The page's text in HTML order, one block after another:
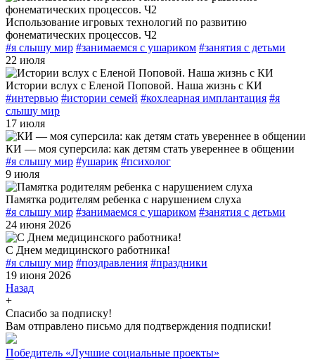
Использование игровых технологий по развитию
фонематических процессов. Ч2
#я слышу мир #занимаемся с ушариком #занятия с детьми
22 июля
Истории вслух с Еленой Поповой. Наша жизнь с КИ
#интервью #истории семей #кохлеарная имплантация #я
слышу мир
17 июля
КИ — моя суперсила: как детям стать увереннее в общении
#я слышу мир #ушарик #психолог
9 июля
Памятка родителям ребенка с нарушением слуха
#я слышу мир #занимаемся с ушариком #занятия с детьми
24 июня 2026
С Днем медицинского работника!
#я слышу мир #поздравления #праздники
19 июня 2026
Назад
+
Спасибо за подписку!
Вам отправлено письмо для подтверждения подписки!
Победитель «Лучшие социальные проекты»